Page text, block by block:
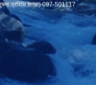
प्रविधि शाखा) 097-501117